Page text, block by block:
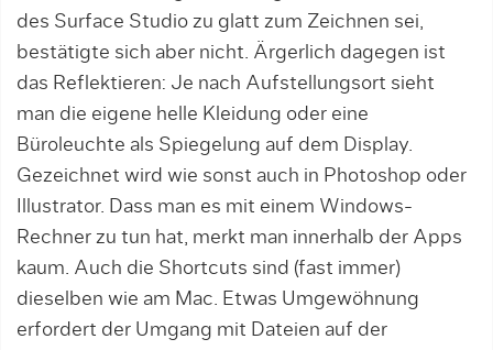
des Surface Studio zu glatt zum Zeichnen sei,
bestätigte sich aber nicht. Ärgerlich dagegen ist
das Reflektieren: Je nach Aufstellungsort sieht
man die eigene helle Kleidung oder eine
Büroleuchte als Spiegelung auf dem Display.
Gezeichnet wird wie sonst auch in Photoshop oder
Illustrator. Dass man es mit einem Windows-
Rechner zu tun hat, merkt man innerhalb der Apps
kaum. Auch die Shortcuts sind (fast immer)
dieselben wie am Mac. Etwas Umgewöhnung
erfordert der Umgang mit Dateien auf der